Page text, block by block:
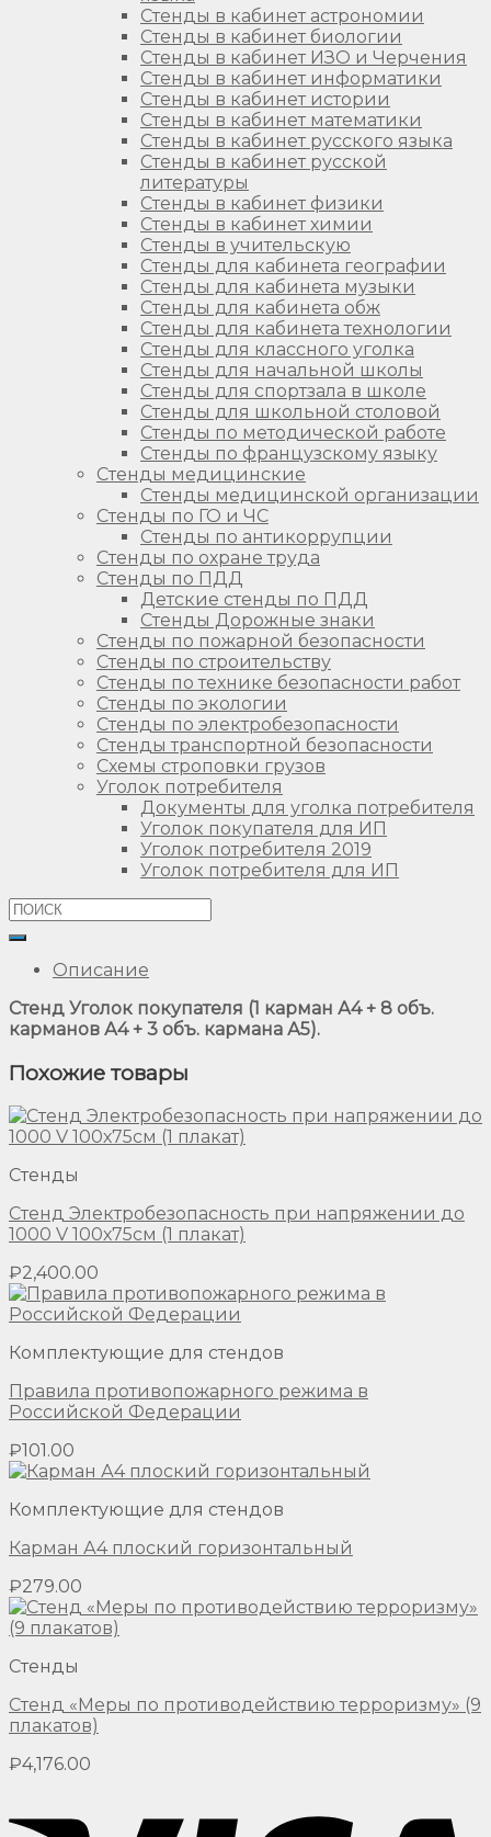
Стенды в кабинет астрономии
Стенды в кабинет биологии
Стенды в кабинет ИЗО и Черчения
Стенды в кабинет информатики
Стенды в кабинет истории
Стенды в кабинет математики
Стенды в кабинет русского языка
Стенды в кабинет русской
литературы
Стенды в кабинет физики
Стенды в кабинет химии
Стенды в учительскую
Стенды для кабинета географии
Стенды для кабинета музыки
Стенды для кабинета обж
Стенды для кабинета технологии
Стенды для классного уголка
Стенды для начальной школы
Стенды для спортзала в школе
Стенды для школьной столовой
Стенды по методической работе
Стенды по французскому языку
Стенды медицинские
Стенды медицинской организации
Стенды по ГО и ЧС
Стенды по антикоррупции
Стенды по охране труда
Стенды по ПДД
Детские стенды по ПДД
Стенды Дорожные знаки
Стенды по пожарной безопасности
Стенды по строительству
Стенды по технике безопасности работ
Стенды по экологии
Стенды по электробезопасности
Стенды транспортной безопасности
Схемы строповки грузов
Уголок потребителя
Документы для уголка потребителя
Уголок покупателя для ИП
Уголок потребителя 2019
Уголок потребителя для ИП
Описание
Стенд Уголок покупателя (1 карман А4 + 8 объ.
карманов А4 + 3 объ. кармана А5).
Похожие товары
Стенды
Стенд Электробезопасность при напряжении до
1000 V 100х75см (1 плакат)
₽2,400.00
Комплектующие для стендов
Правила противопожарного режима в
Российской Федерации
₽101.00
Комплектующие для стендов
Карман А4 плоский горизонтальный
₽279.00
Стенды
Стенд «Меры по противодействию терроризму» (9
плакатов)
₽4,176.00